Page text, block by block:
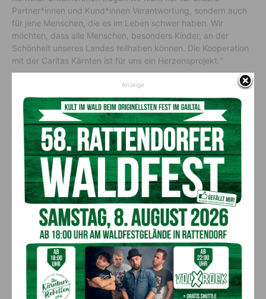
Partner*innen und Kund*innen Verantwortung, sondern auch
für jene Menschen, die es im Leben schwer haben. Wir
möchten, dass alle Menschen, besonders Kinder, an der
Schönheit unseres Landes teilhaben können. Die Kooperation
mit der Caritas Kärnten ist für uns ein Herzensprojekt.“
Ein Beitrag zu Würde und
Gemeinschaft
Soziale Teilhabe ist ein grundlegendes Bedürfnis, das
Menschen stärkt und Gemeinschaft fördert. Gerade Ausflüge
und Freizeitaktivitäten schaffen jene Erlebnisse, die Familien
zusammenbringen, Kindern neue Perspektiven eröffnen und
das Gefühl vermitteln, dazuzugehören. CaritasdirektorErnst
Sandriesserbetont die Bedeutung dieses Engagements: „Die
Unterstützung durch die Kärnten Card schenkt nicht nur
Eintritt in Ausflugsziele. Sie schenkt auch Hoffnung,
Anerkennung und Teilhabe. In einer Zeit, in der so viele
Familien um das Alltägliche ringen, bedeutet diese
Unterstützung weit mehr als Freizeitspaß. Wir danken von
Herzen für diese jahrelange wertvolle Partnerschaft.“
Anzeige